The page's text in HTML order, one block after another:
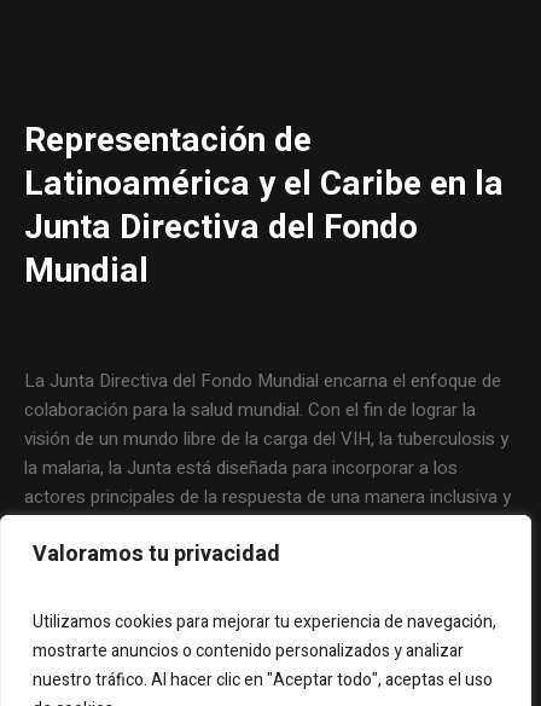
Valoramos tu privacidad
Utilizamos cookies para mejorar tu experiencia de navegación,
mostrarte anuncios o contenido personalizados y analizar
nuestro tráfico. Al hacer clic en "Aceptar todo", aceptas el uso
Representación de
Latinoamérica y el Caribe en la
Junta Directiva del Fondo
Mundial
La Junta Directiva del Fondo Mundial encarna el enfoque de
colaboración para la salud mundial. Con el fin de lograr la
visión de un mundo libre de la carga del VIH, la tuberculosis y
la malaria, la Junta está diseñada para incorporar a los
actores principales de la respuesta de una manera inclusiva y
cotidiano de la Junta abarcan la responsabilidad compartida y